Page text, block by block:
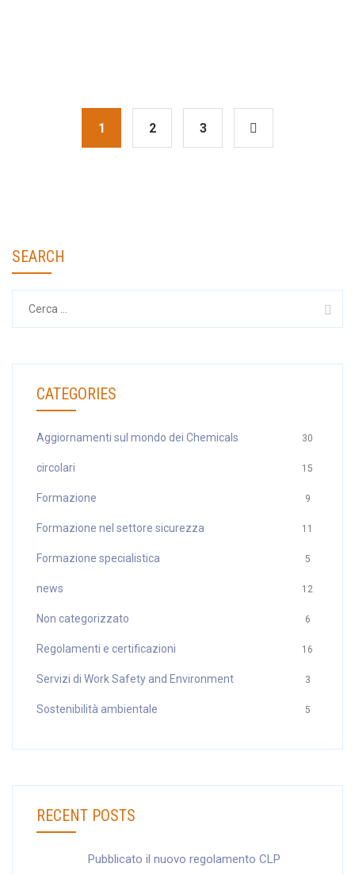
1 2 3
SEARCH
CATEGORIES
Aggiornamenti sul mondo dei Chemicals 30
circolari 15
Formazione 9
Formazione nel settore sicurezza 11
Formazione specialistica 5
news 12
Non categorizzato 6
Regolamenti e certificazioni 16
Servizi di Work Safety and Environment 3
Sostenibilità ambientale 5
RECENT POSTS
Pubblicato il nuovo regolamento CLP